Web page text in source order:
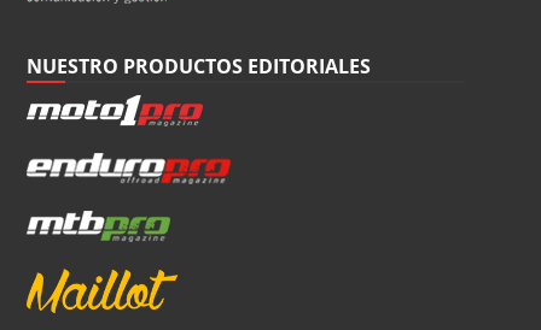
NUESTRO PRODUCTOS EDITORIALES